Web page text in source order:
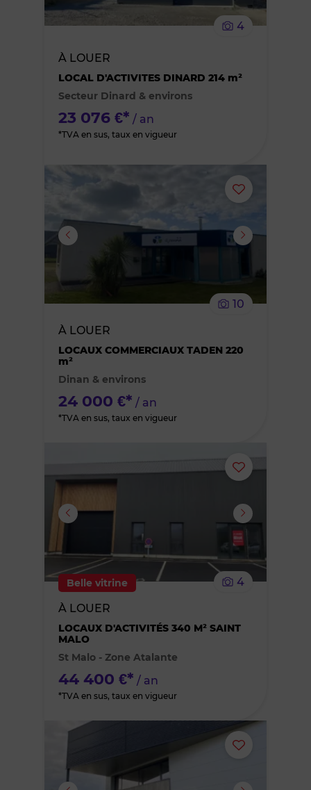
le
4
À LOUER
LOCAL D'ACTIVITES DINARD 214 m²
Secteur Dinard & environs
23 076 €* / an
*TVA en sus, taux en vigueur
Ajouter
ou
10
À LOUER
LOCAUX COMMERCIAUX TADEN 220
m²
Dinan & environs
24 000 €* / an
*TVA en sus, taux en vigueur
Ajouter
ou
supprimer
le
Belle vitrine
4
À LOUER
LOCAUX D'ACTIVITÉS 340 M² SAINT
MALO
St Malo - Zone Atalante
44 400 €* / an
*TVA en sus, taux en vigueur
Ajouter